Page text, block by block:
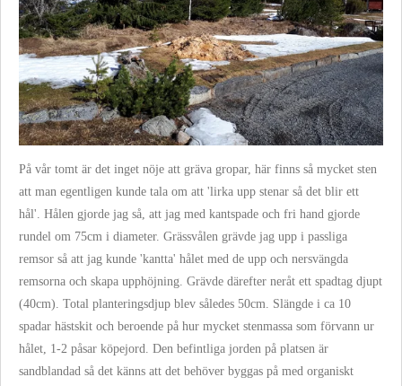
På vår tomt är det inget nöje att gräva gropar, här finns så mycket sten
att man egentligen kunde tala om att 'lirka upp stenar så det blir ett
hål'. Hålen gjorde jag så, att jag med kantspade och fri hand gjorde
rundel om 75cm i diameter. Grässvålen grävde jag upp i passliga
remsor så att jag kunde 'kantta' hålet med de upp och nersvängda
remsorna och skapa upphöjning. Grävde därefter neråt ett spadtag djupt
(40cm). Total planteringsdjup blev således 50cm. Slängde i ca 10
spadar hästskit och beroende på hur mycket stenmassa som förvann ur
hålet, 1-2 påsar köpejord. Den befintliga jorden på platsen är
sandblandad så det känns att det behöver byggas på med organiskt